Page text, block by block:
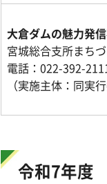
大倉ダムの魅力発
宮城総合支所まち
電話：022-392-
（実施主体：同実行
令和7年度